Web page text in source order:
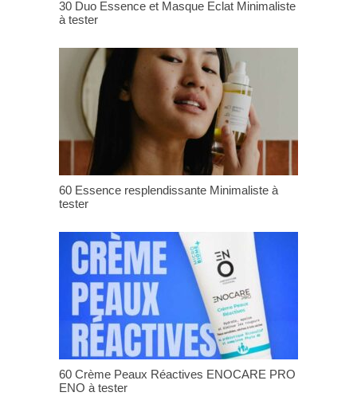
30 Duo Essence et Masque Eclat Minimaliste
à tester
60 Essence resplendissante Minimaliste à
tester
60 Crème Peaux Réactives ENOCARE PRO
ENO à tester